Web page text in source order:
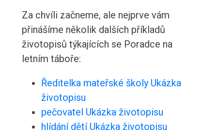
Za chvíli začneme, ale nejprve vám
přinášíme několik dalších příkladů
životopisů týkajících se Poradce na
letním táboře:
Ředitelka mateřské školy Ukázka
životopisu
pečovatel Ukázka životopisu
hlídání dětí Ukázka životopisu